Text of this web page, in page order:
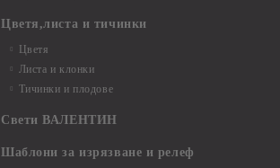
Цветя,листа и тичинки
Цветя
Листа и клонки
Тичинки и плодове
Свети ВАЛЕНТИН
Шаблони за изрязване и релеф